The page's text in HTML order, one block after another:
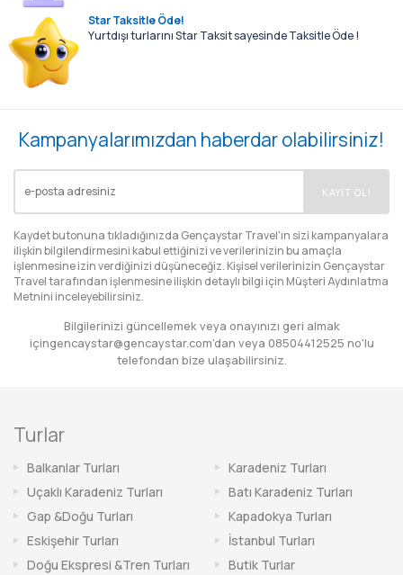
Star Taksitle Öde!
Yurtdışı turlarını Star Taksit sayesinde Taksitle Öde !
Kampanyalarımızdan haberdar olabilirsiniz!
KAYIT OL!
Kaydet butonuna tıkladığınızda Gençaystar Travel'ın sizi kampanyalara
ilişkin bilgilendirmesini kabul ettiğinizi ve verilerinizin bu amaçla
işlenmesine izin verdiğinizi düşüneceğiz. Kişisel verilerinizin Gençaystar
Travel tarafından işlenmesine ilişkin detaylı bilgi için Müşteri Aydınlatma
Metnini inceleyebilirsiniz.
Bilgilerinizi güncellemek veya onayınızı geri almak
içingencaystar@gencaystar.com'dan veya 08504412525 no'lu
telefondan bize ulaşabilirsiniz.
Turlar
Balkanlar Turları
Karadeniz Turları
Uçaklı Karadeniz Turları
Batı Karadeniz Turları
Gap &Doğu Turları
Kapadokya Turları
Eskişehir Turları
İstanbul Turları
Doğu Ekspresi &Tren Turları
Butik Turlar